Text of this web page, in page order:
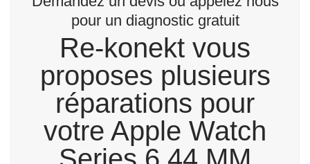
pour un diagnostic gratuit
Re-konekt vous
proposes plusieurs
réparations pour
votre Apple Watch